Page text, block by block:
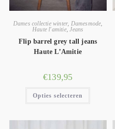
Dames collectie winter, Damesmode,
Haute l'amitie,Jeans
Flip barrel grey tall jeans
Haute L’Amitie
€139,95
Opties selecteren